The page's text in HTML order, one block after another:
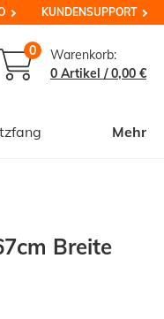
KUNDENSUPPORT
0
Warenkorb:
0 Artikel /0,00 €
Mehr
Breite